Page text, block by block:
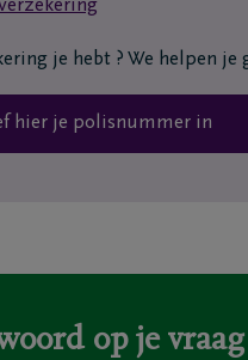
je hebt ? We helpen je
hier je polisnummer in
op je